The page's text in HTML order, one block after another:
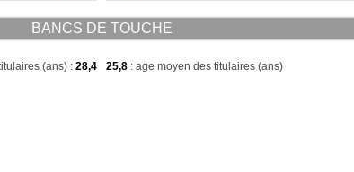
BANCS DE TOUCHE
(ans) : 28,4 25,8 : age moyen des titulaires (ans)